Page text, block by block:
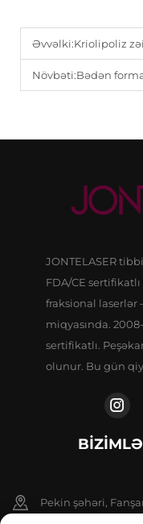
Əvvəlki:Kriolipoliz zəiflətmə
Növbəti:Bədən formasını dəyişmək
JONTELASER
FDA/CE
fraksional
miqyasında.
sertifikatlı.
olunur. Bu gün
Pekin şəhəri,